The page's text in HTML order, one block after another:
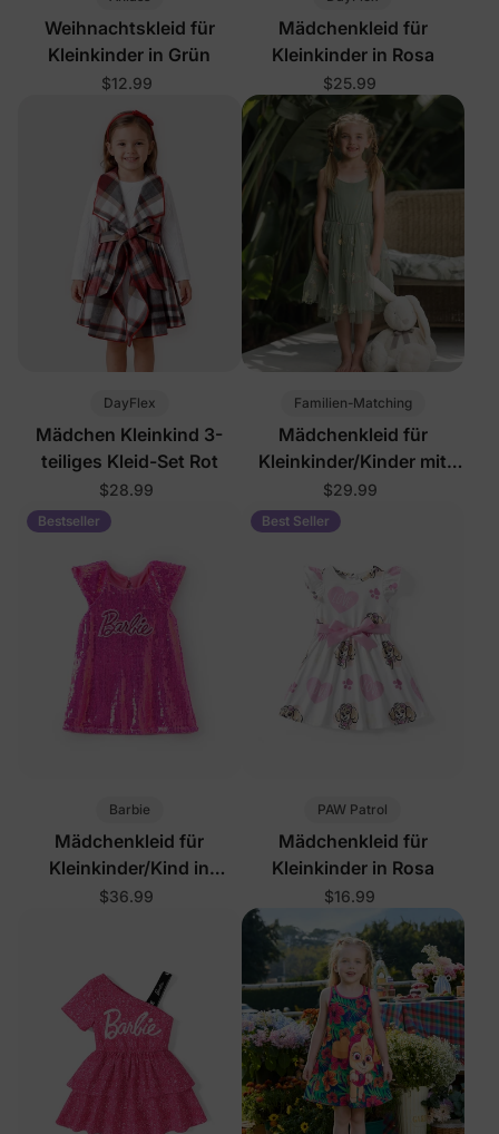
Weihnachtskleid für
Kleinkinder in Grün
$12.99
Mädchenkleid für
Kleinkinder in Rosa
$25.99
DayFlex
Mädchen Kleinkind 3-
teiliges Kleid-Set Rot
$28.99
Familien-Matching
Mädchenkleid für
Kleinkinder/Kinder mit
Blumenmuster in Grün
$29.99
Bestseller
Barbie
Mädchenkleid für
Kleinkinder/Kind in
Rosarot
$36.99
Best Seller
PAW Patrol
Mädchenkleid für
Kleinkinder in Rosa
$16.99